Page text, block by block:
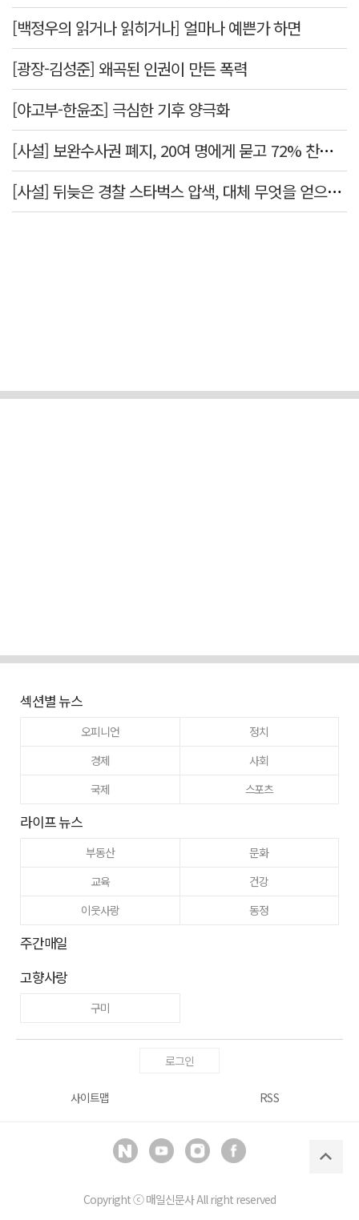
[백정우의 읽거나 읽히거나] 얼마나 예쁜가 하면
[광장-김성준] 왜곡된 인권이 만든 폭력
[야고부-한윤조] 극심한 기후 양극화
[사설] 보완수사권 폐지, 20여 명에게 묻고 72% 찬성했다고 밀어붙였다니
[사설] 뒤늦은 경찰 스타벅스 압색, 대체 무엇을 얻으려는 것인가
섹션별 뉴스
오피니언
정치
경제
사회
국제
스포츠
라이프 뉴스
부동산
문화
교육
건강
이웃사랑
동정
주간매일
고향사랑
구미
로그인
사이트맵 RSS
Copyright ⓒ매일신문사All right reserved